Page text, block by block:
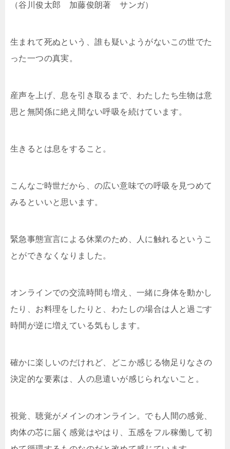
（谷川俊太郎 加藤俊朗著 サンガ）
生まれて死ぬという、誰も疑いようがないこの世でた
った一つの真実。
産声を上げ、息を引き取るまで、わたしたち生物は意
思と無関係に絶え間ない呼吸を続けています。
生きるとは息をすること。
こんなご時世だから、の広い意味での呼吸を見つめて
みるといいと思います。
緊急事態宣言による休業のため、人に触れるというこ
とができなくなりました。
オンラインでの交流時間も増え、一緒に身体を動かし
たり、お料理をしたりと、わたしの場合は人と過ごす
時間が逆に増えている気もします。
確かに楽しいのだけれど、どこか感じる物足りなさの
決定的な要素は、人の息遣いが感じられないこと。
視覚、聴覚がメインのオンライン。でも人間の感覚、
肉体の芯に届く感覚はやはり、五感をフル稼働して初